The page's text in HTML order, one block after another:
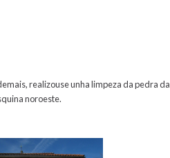
realizouse unha limpeza da pedra da
noroeste.